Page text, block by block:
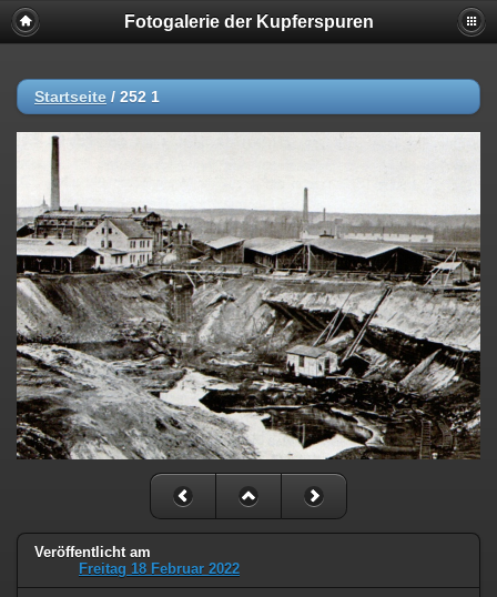
Fotogalerie der Kupferspuren
Startseite / 252 1
Veröffentlicht am
Freitag 18 Februar 2022